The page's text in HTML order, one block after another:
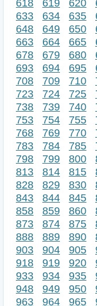
618
619 620
633
634 635
648
649 650
663
664 665
678
679 680
693
694 695
708
709 710
723
724 725
738
739 740
753
754 755
768
769 770
783
784 785
798
799 800
813
814 815
828
829 830
843
844 845
858
859 860
873
874 875
888
889 890
903
904 905
918
919 920
933
934 935
948
949 950
963
964 965